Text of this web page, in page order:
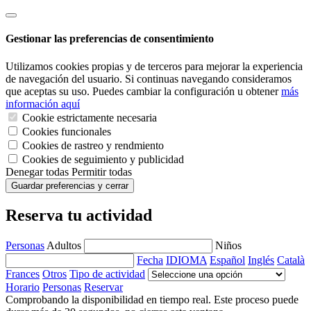
Gestionar las preferencias de consentimiento
Utilizamos cookies propias y de terceros para mejorar la experiencia
de navegación del usuario. Si continuas navegando consideramos
que aceptas su uso. Puedes cambiar la configuración u obtenermás
información aquí
Cookie estrictamente necesaria
Cookies funcionales
Cookies de rastreo y rendmiento
Cookies de seguimiento y publicidad
Denegar todas Permitir todas
Guardar preferencias y cerrar
Reserva tu actividad
Personas Adultos
Niños
Fecha IDIOMA Español Inglés Català
Frances Otros Tipo de actividad
Horario Personas Reservar
Comprobando la disponibilidad en tiempo real. Este proceso puede